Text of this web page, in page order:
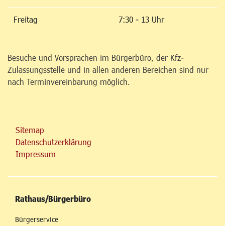
Freitag 7:30 - 13 Uhr
Besuche und Vorsprachen im Bürgerbüro, der Kfz-
Zulassungsstelle und in allen anderen Bereichen sind nur
nach Terminvereinbarung möglich.
Sitemap
Datenschutzerklärung
Impressum
Rathaus/Bürgerbüro
Bürgerservice